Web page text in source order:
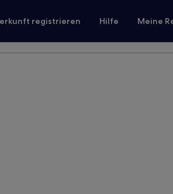
registrieren Hilfe Meine